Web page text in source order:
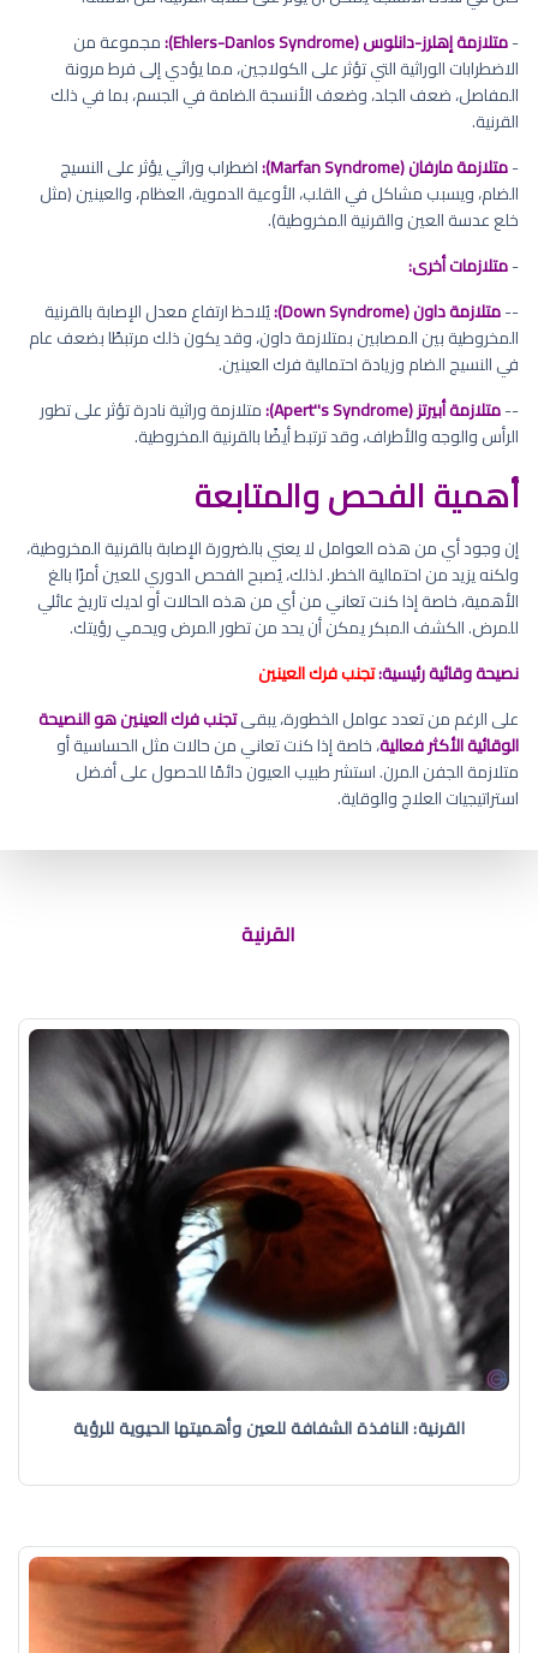
-متلازمة إهلرز-دانلوس (Ehlers-Danlos Syndrome):
مجموعة من
الاضطرابات الوراثية التي تؤثر على الكولاجين، مما يؤدي إلى فرط مرونة
المفاصل، ضعف الجلد، وضعف الأنسجة الضامة في الجسم، بما في ذلك
القرنية.
-متلازمة مارفان (Marfan Syndrome):
اضطراب وراثي يؤثر على النسيج
الضام، ويسبب مشاكل في القلب، الأوعية الدموية، العظام، والعينين (مثل
خلع عدسة العين والقرنية المخروطية).
-متلازمات أخرى:
--متلازمة داون (Down Syndrome):
يُلاحظ ارتفاع معدل الإصابة بالقرنية
المخروطية بين المصابين بمتلازمة داون، وقد يكون ذلك مرتبطًا بضعف عام
في النسيج الضام وزيادة احتمالية فرك العينين.
--متلازمة أبيرتز (Apert''s Syndrome):
متلازمة وراثية نادرة تؤثر على تطور
الرأس والوجه والأطراف، وقد ترتبط أيضًا بالقرنية المخروطية.
أهمية الفحص والمتابعة
إن وجود أي من هذه العوامل لا يعني بالضرورة الإصابة بالقرنية المخروطية،
ولكنه يزيد من احتمالية الخطر. لذلك، يُصبح الفحص الدوري للعين أمرًا بالغ
الأهمية، خاصة إذا كنت تعاني من أي من هذه الحالات أو لديك تاريخ عائلي
للمرض. الكشف المبكر يمكن أن يحد من تطور المرض ويحمي رؤيتك.
نصيحة وقائية رئيسية:تجنب فرك العينين
على الرغم من تعدد عوامل الخطورة، يبقىتجنب فرك العينين هو النصيحة
الوقائية الأكثر فعالية، خاصة إذا كنت تعاني من حالات مثل الحساسية أو
متلازمة الجفن المرن. استشر طبيب العيون دائمًا للحصول على أفضل
استراتيجيات العلاج والوقاية.
القرنية
القرنية: النافذة الشفافة للعين وأهميتها الحيوية للرؤية